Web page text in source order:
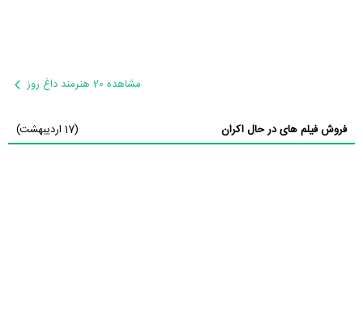
مشاهده 20 هنرمند داغ روز
فروش فیلم های در حال اکران (17 اردیبهشت)